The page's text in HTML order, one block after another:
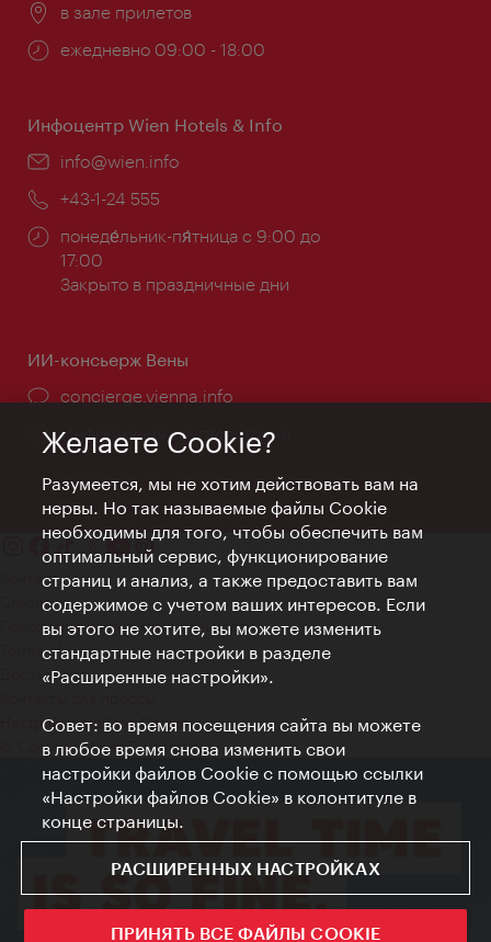
Расположение:
в зале прилетов
Часы
ежедневно 09:00 - 18:00
Инфоцентр Wien Hotels & Info
Эл.
info@wien.info
Телефон:
+43-1-24 555
Часы
работы:
понеде́льник-пя́тница с 9:00 до
17:00
Закрыто в праздничные дни
ИИ-консьерж Вены
concierge.vienna.info
Информация круглосуточно
Контакт
Credits
Положение о конфиденциальности
Terms of Use
Доступность
Настройки файлов Cookie
© Copyright WienTourismus
Желаете Cookie?
Разумеется, мы не хотим действовать вам на
нервы. Но так называемые файлы Cookie
необходимы для того, чтобы обеспечить вам
оптимальный сервис, функционирование
страниц и анализ, а также предоставить вам
содержимое с учетом ваших интересов. Если
вы этого не хотите, вы можете изменить
стандартные настройки в разделе
«Расширенные настройки».
Совет: во время посещения сайта вы можете
в любое время снова изменить свои
настройки файлов Cookie с помощью ссылки
«Настройки файлов Cookie» в колонтитуле в
конце страницы.
РАСШИРЕННЫХ НАСТРОЙКАХ
ПРИНЯТЬ ВСЕ ФАЙЛЫ COOKIE